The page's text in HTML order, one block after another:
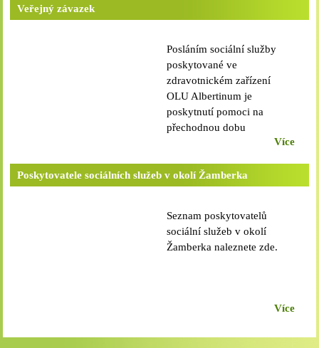
Veřejný závazek
Posláním sociální služby
poskytované ve
zdravotnickém zařízení
OLU Albertinum je
poskytnutí pomoci na
přechodnou dobu
osobám,které mají sníženou
či svého zdravotního stavu,
čímž se ocitly v nepříznivé
pomoc jiné fyzické osoby,
která jim objektivně není
zajištěna
Více
Poskytovatele sociálních služeb v okolí Žamberka
Seznam poskytovatelů
sociální služeb v okolí
Žamberka naleznete zde.
Více